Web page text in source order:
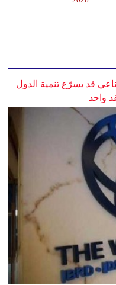
قد يسرّع تنمية الدول
واحد